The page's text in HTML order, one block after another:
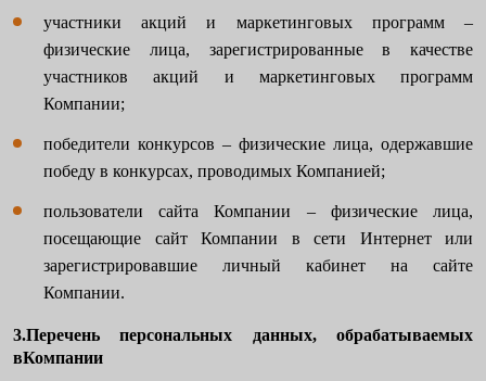
участники акций и маркетинговых программ –
физические лица, зарегистрированные в качестве
участников акций и маркетинговых программ
Компании;
победители конкурсов – физические лица, одержавшие
победу в конкурсах, проводимых Компанией;
пользователи сайта Компании – физические лица,
посещающие сайт Компании в сети Интернет или
зарегистрировавшие личный кабинет на сайте
Компании.
3.Перечень персональных данных, обрабатываемых
вКомпании